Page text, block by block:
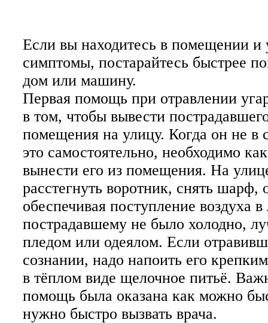
Если вы находитесь в помещении и
симптомы, постарайтесь быстрее
дом или машину.
Первая помощь при отравлении
в том, чтобы вывести
помещения на улицу. Когда он не в
это самостоятельно, необходимо
вынести его из помещения. На
расстегнуть воротник, снять шарф,
обеспечивая поступление воздуха
пострадавшему не было холодно,
пледом или одеялом. Если
сознании, надо напоить его
в тёплом виде щелочное питьё.
помощь была оказана как можно
нужно быстро вызвать врача.